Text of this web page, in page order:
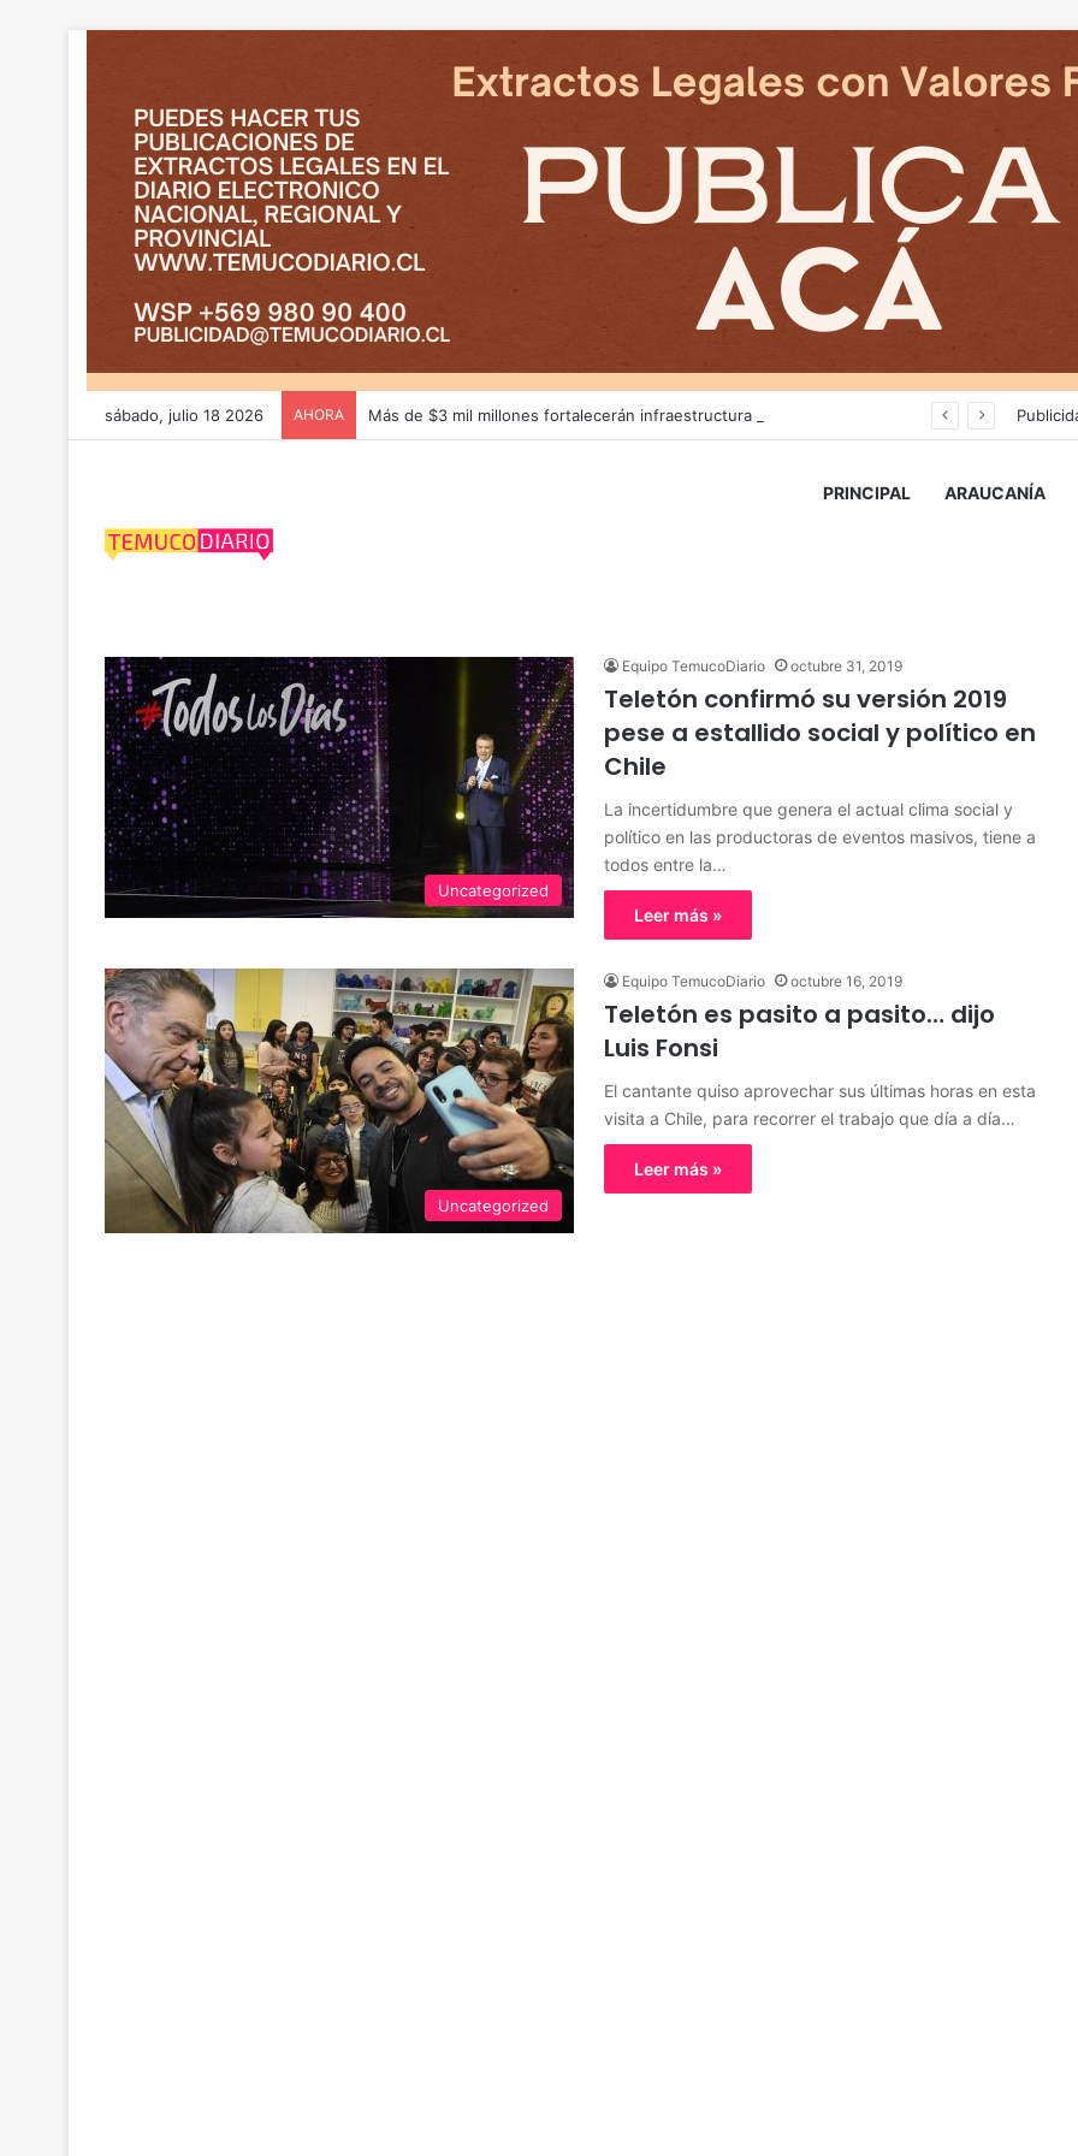
sábado, julio 18 2026 AHORA
PRINCIPAL ARAUCANÍA
Teletón
Uncategorized
Equipo TemucoDiario octubre 31, 2019
Teletón confirmó su versión 2019
pese a estallido social y político en
Chile
La incertidumbre que genera el actual clima social y
político en las productoras de eventos masivos, tiene a
todos entre la…
Leer más »
Uncategorized
Equipo TemucoDiario octubre 16, 2019
Teletón es pasito a pasito… dijo
Luis Fonsi
El cantante quiso aprovechar sus últimas horas en esta
visita a Chile, para recorrer el trabajo que día a día…
Leer más »